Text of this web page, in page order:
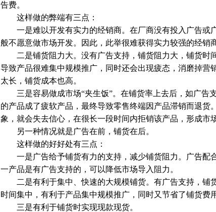
告费。
这样做的弊端有三点：
一是难以开发有实力的经销商。在厂商没有投入广告或
般不愿意做市场开发。因此，此举很难获得实力较强的经销
二是铺货阻力大。没有广告支持，铺货阻力大，铺货时
导致产品很难集中规模推广，同时还会出现疲态，消磨掉营
太长，铺货成本也高。
三是容易做成市场“夹生饭”。在铺货率上去后，如广告
的产品成了疲软产品，最终导致零售终端因产品滞销而退货
象，就会失去信心，在很长一段时间内拒销该产品，形成市场
另一种情况就是广告在前，铺货在后。
这样做的好好处有三点：
一是广告给予铺货有力的支持，减少铺货阻力。广告配
一产品是有广告支持的，可以降低市场导入阻力。
二是有利于集中、快速的大规模铺货。有广告支持，铺
时间集中，有利于产品集中规模推广，同时又节省了铺货费用
三是有利于铺货时实现现款现货。